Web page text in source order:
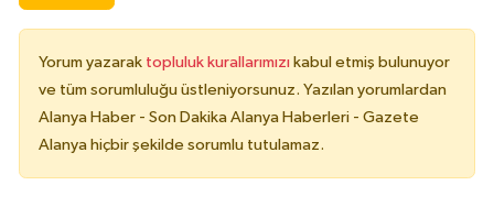
Yorum yazarak topluluk kurallarımızı kabul etmiş bulunuyor
ve tüm sorumluluğu üstleniyorsunuz. Yazılan yorumlardan
Alanya Haber - Son Dakika Alanya Haberleri - Gazete
Alanya hiçbir şekilde sorumlu tutulamaz.